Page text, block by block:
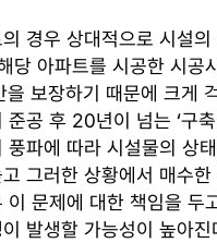
경우 상대적으로 시설
당 아파트를 시공한 시공
을 보장하기 때문에 크게
준공 후 20년이 넘는 ‘구
풍파에 따라 시설물의 상
그러한 상황에서 매수
이 문제에 대한 책임을 두
발생할 가능성이 높아진